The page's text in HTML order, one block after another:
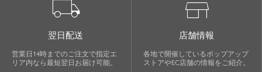
local_shipping
翌日配送
営業日14時までのご注文で指定エ
リア内なら最短翌日お届け可能。
store
店舗情報
各地で開催しているポップアップ
ストアやEC店舗の情報をご紹介。